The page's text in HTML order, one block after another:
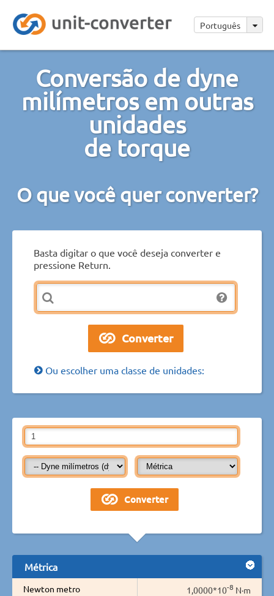
Português
Conversão de dyne
milímetros em outras
unidades
de torque
O que você quer converter?
Basta digitar o que você deseja converter e
pressione Return.
Ou escolher uma classe de unidades:
Métrica
Newton metro 1,0000*10-8 N·m